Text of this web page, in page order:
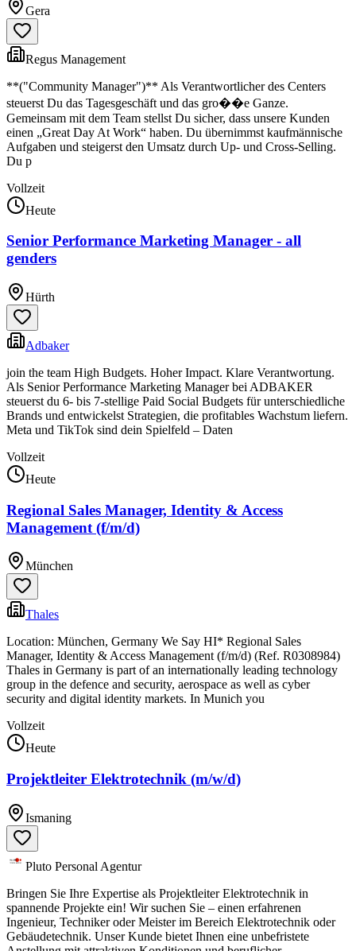
Gera
Regus Management
**("Community Manager")** Als Verantwortlicher des Centers
steuerst Du das Tagesgeschäft und das gro��e Ganze.
Gemeinsam mit dem Team stellst Du sicher, dass unsere Kunden
einen „Great Day At Work“ haben. Du übernimmst kaufmännische
Aufgaben und steigerst den Umsatz durch Up- und Cross-Selling.
Du p
Vollzeit
Heute
Senior Performance Marketing Manager - all
genders
Hürth
Adbaker
join the team High Budgets. Hoher Impact. Klare Verantwortung.
Als Senior Performance Marketing Manager bei ADBAKER
steuerst du 6- bis 7-stellige Paid Social Budgets für unterschiedliche
Brands und entwickelst Strategien, die profitables Wachstum liefern.
Meta und TikTok sind dein Spielfeld – Daten
Vollzeit
Heute
Regional Sales Manager, Identity & Access
Management (f/m/d)
München
Thales
Location: München, Germany We Say HI* Regional Sales
Manager, Identity & Access Management (f/m/d) (Ref. R0308984)
Thales in Germany is part of an internationally leading technology
group in the defence and security, aerospace as well as cyber
security and digital identity markets. In Munich you
Vollzeit
Heute
Projektleiter Elektrotechnik (m/w/d)
Ismaning
Pluto Personal Agentur
Bringen Sie Ihre Expertise als Projektleiter Elektrotechnik in
spannende Projekte ein! Wir suchen Sie – einen erfahrenen
Ingenieur, Techniker oder Meister im Bereich Elektrotechnik oder
Gebäudetechnik. Unser Kunde bietet Ihnen eine unbefristete